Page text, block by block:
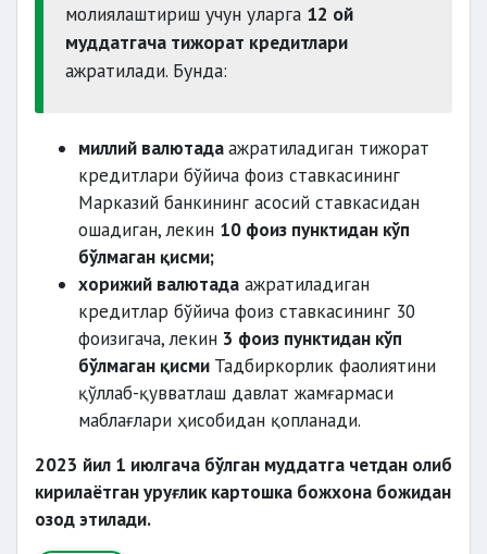
экспортини кенгайтириш
камида 50 фоизида
уруғлик картошкани
фан ютуқларини жорий этиш
молиялаштириш учун уларга 12 ой
муддатгача тижорат кредитлари
ажратилади. Бунда:
миллий валютадаажратиладиган тижорат
кредитлари бўйича фоиз ставкасининг
Марказий банкининг асосий ставкасидан
ошадиган, лекин 10 фоиз пунктидан кўп
бўлмаган қисми;
хорижий валютада ажратиладиган
кредитлар бўйича фоиз ставкасининг 30
фоизигача, лекин 3 фоиз пунктидан кўп
бўлмаган қисми Тадбиркорлик фаолиятини
қўллаб-қувватлаш давлат жамғармаси
маблағлари ҳисобидан қопланади.
2023 йил 1 июлгача бўлган муддатга четдан олиб
кирилаётган уруғлик картошка божхона божидан
озод этилади.